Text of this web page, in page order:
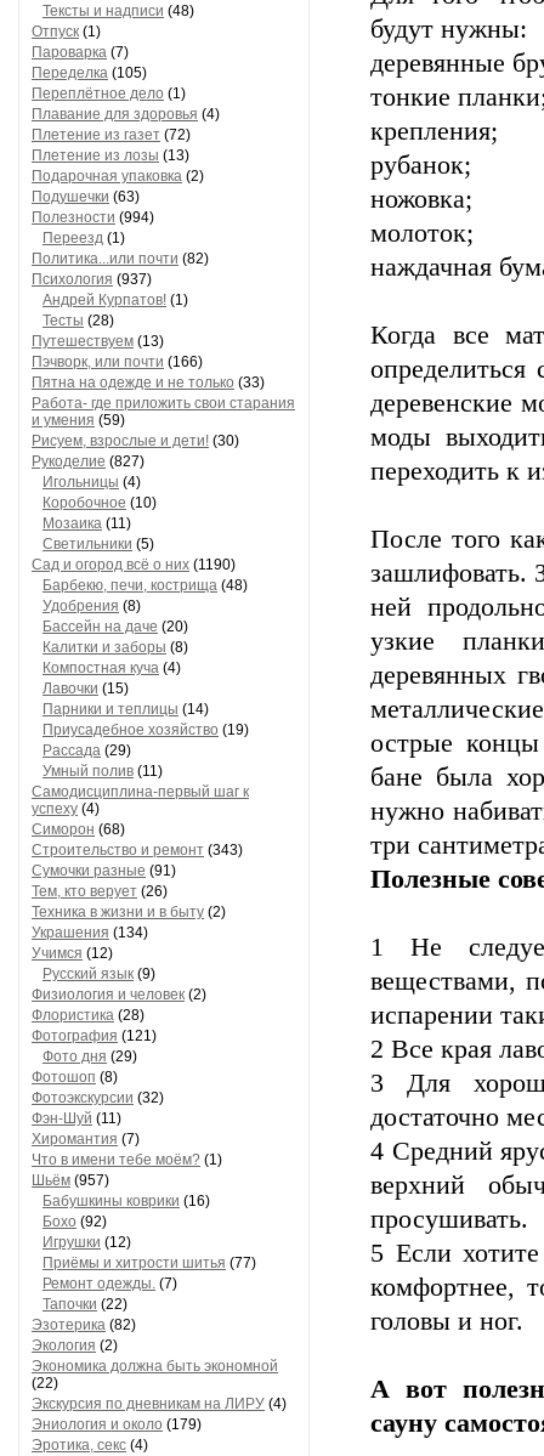
Тексты и надписи (48)
Отпуск (1)
Пароварка (7)
Переделка (105)
Переплётное дело (1)
Плавание для здоровья (4)
Плетение из газет (72)
Плетение из лозы (13)
Подарочная упаковка (2)
Подушечки (63)
Полезности (994)
Переезд (1)
Политика...или почти (82)
Психология (937)
Андрей Курпатов! (1)
Тесты (28)
Путешествуем (13)
Пэчворк, или почти (166)
Пятна на одежде и не только (33)
Работа- где приложить свои старания
и умения (59)
Рисуем, взрослые и дети! (30)
Рукоделие (827)
Игольницы (4)
Коробочное (10)
Мозаика (11)
Светильники (5)
Сад и огород всё о них (1190)
Барбекю, печи, кострища (48)
Удобрения (8)
Бассейн на даче (20)
Калитки и заборы (8)
Компостная куча (4)
Лавочки (15)
Парники и теплицы (14)
Приусадебное хозяйство (19)
Рассада (29)
Умный полив (11)
Самодисциплина-первый шаг к
успеху (4)
Симорон (68)
Строительство и ремонт (343)
Сумочки разные (91)
Тем, кто верует (26)
Техника в жизни и в быту (2)
Украшения (134)
Учимся (12)
Русский язык (9)
Физиология и человек (2)
Флористика (28)
Фотография (121)
Фото дня (29)
Фотошоп (8)
Фотоэкскурсии (32)
Фэн-Шуй (11)
Хиромантия (7)
Что в имени тебе моём? (1)
Шьём (957)
Бабушкины коврики (16)
Бохо (92)
Игрушки (12)
Приёмы и хитрости шитья (77)
Ремонт одежды. (7)
Тапочки (22)
Эзотерика (82)
Экология (2)
Экономика должна быть экономной
(22)
Экскурсия по дневникам на ЛИРУ (4)
Эниология и около (179)
Эротика, секс (4)
будут нужны:
деревянные
тонкие
крепления;
рубанок;
ножовка;
молоток;
наждачная
Когда все
деревенские
моды
переходить к
После того
зашлифовать.
ней
узкие
деревянных
острые
бане была
нужно
три
Полезные
1 Не
веществами,
испарении
2 Все края
3 Для
достаточно
4 Средний
верхний
просушивать.
5 Если
комфортнее,
головы и ног.
А вот
сауну